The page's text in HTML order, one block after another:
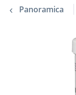
Panoramica